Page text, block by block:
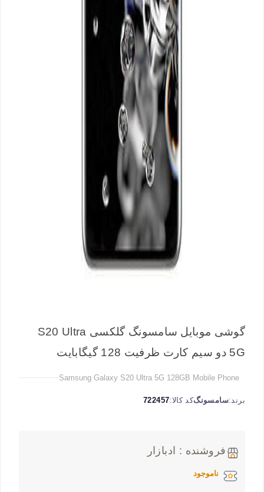
گوشی موبایل سامسونگ گلکسی S20 Ultra
5G دو سیم کارت ظرفیت 128 گیگابایت
Samsung Galaxy S20 Ultra 5G 128GB Mobile Phone
برند:سامسونگکد کالا:722457
فروشنده : ادبازار
ناموجود